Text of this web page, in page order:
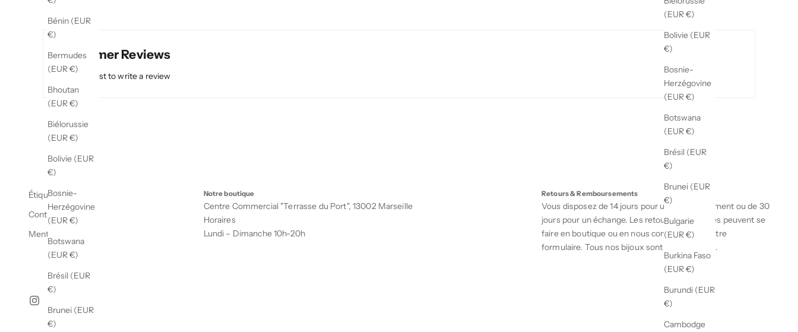
(EUR €)
Bolivie (EUR
€)
Bosnie-
Herzégovine
(EUR €)
Botswana
(EUR €)
Brésil (EUR
€)
Brunei (EUR
€)
Bulgarie
(EUR €)
Burkina Faso
(EUR €)
Burundi (EUR
€)
Cambodge
Bénin (EUR
€)
Bermudes
(EUR €)
Bhoutan
(EUR €)
Biélorussie
(EUR €)
Bolivie (EUR
€)
Bosnie-
Herzégovine
(EUR €)
Botswana
(EUR €)
Brésil (EUR
€)
Brunei (EUR
€)
Customer Reviews
Be the first to write a review
Étiquette
Contact
Mentions légales
Notre boutique
Centre Commercial "Terrasse du Port", 13002 Marseille
Horaires
Lundi – Dimanche 10h-20h
Retours & Remboursements
Vous disposez de 14 jours pour un remboursement ou de 30
jours pour un échange. Les retours et échanges peuvent se
faire en boutique ou en nous contactant via notre
formulaire. Tous nos bijoux sont garanties 1 an.